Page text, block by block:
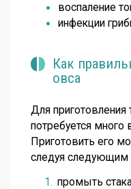
воспаление
инфекции
Как
овса
Для приготовления
потребуется много
Приготовить его
следуя следующим
промыть